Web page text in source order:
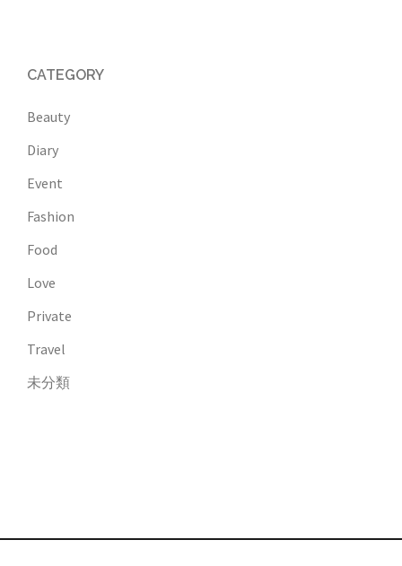
CATEGORY
Beauty
Diary
Event
Fashion
Food
Love
Private
Travel
未分類